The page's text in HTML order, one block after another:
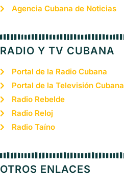
Agencia Cubana de Noticias
RADIO Y TV CUBANA
Portal de la Radio Cubana
Portal de la Televisión Cubana
Radio Rebelde
Radio Reloj
Radio Taíno
OTROS ENLACES